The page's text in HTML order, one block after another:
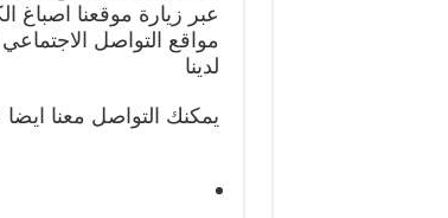
عبر زيارة موقعنا اصباغ
مواقع التواصل
لدينا
يمكنك التواصل معنا